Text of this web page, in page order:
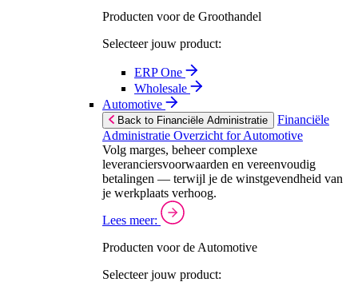
Producten voor de Groothandel
Selecteer jouw product:
ERP One
Wholesale
Automotive
Back to Financiële Administratie
Financiële
Administratie Overzicht for Automotive
Volg marges, beheer complexe
leveranciersvoorwaarden en vereenvoudig
betalingen — terwijl je de winstgevendheid van
je werkplaats verhoog.
Lees meer:
Producten voor de Automotive
Selecteer jouw product: